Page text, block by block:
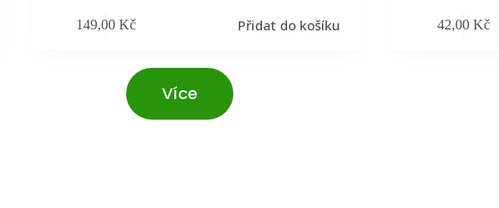
149,00Kč Přidat do košíku 42,00 Kč
Více